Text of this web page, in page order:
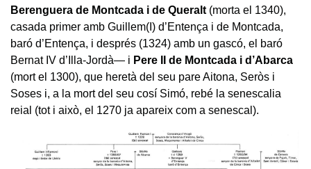
Berenguera de Montcada i de Queralt (morta el 1340),
casada primer amb Guillem(I) d’Entença i de Montcada,
baró d’Entença, i després (1324) amb un gascó, el baró
Bernat IV d’Illa-Jordà— i Pere II de Montcada i d’Abarca
(mort el 1300), que heretà del seu pare Aitona, Seròs i
Soses i, a la mort del seu cosí Simó, rebé la senescalia
reial (tot i això, el 1270 ja apareix com a senescal).